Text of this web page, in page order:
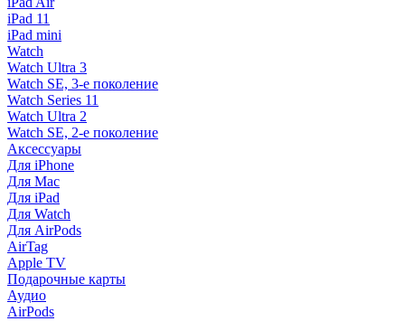
iPad 11
iPad mini
Watch
Watch Ultra 3
Watch SE, 3-е поколение
Watch Series 11
Watch Ultra 2
Watch SE, 2-е поколение
Аксессуары
Для iPhone
Для Mac
Для iPad
Для Watch
Для AirPods
AirTag
Apple TV
Подарочные карты
Аудио
AirPods